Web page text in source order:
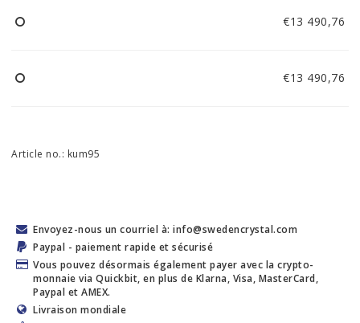
€13 490,76
€13 490,76
Article no.: kum95
Envoyez-nous un courriel à: info@swedencrystal.com
Paypal - paiement rapide et sécurisé
Vous pouvez désormais également payer avec la crypto-
monnaie via Quickbit, en plus de Klarna, Visa, MasterCard,
Paypal et AMEX.
Livraison mondiale